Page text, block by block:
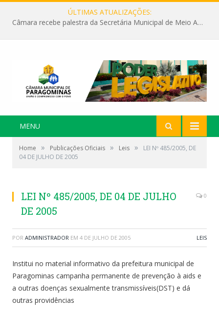
ÚLTIMAS ATUALIZAÇÕES:
Câmara recebe palestra da Secretária Municipal de Meio Ambiente sobre as ações da “SEMANA DO MEIO AMBIENTE”
MENU
Home » Publicações Oficiais » Leis »
LEI Nº 485/2005, DE
04 DE JULHO DE 2005
LEI Nº 485/2005, DE 04 DE JULHO
DE 2005
0
POR ADMINISTRADOR EM 4 DE JULHO DE 2005 LEIS
Institui no material informativo da prefeitura municipal de
Paragominas campanha permanente de prevenção à aids e
a outras doenças sexualmente transmissíveis(DST) e dá
outras providências